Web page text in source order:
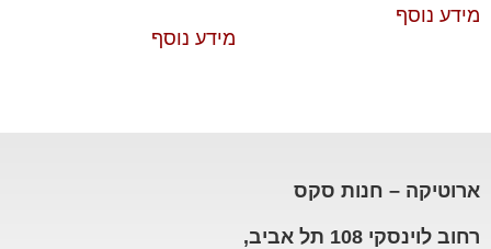
מידע נוסף
מידע נוסף
ארוטיקה – חנות סקס
רחוב לוינסקי 108 תל אביב,